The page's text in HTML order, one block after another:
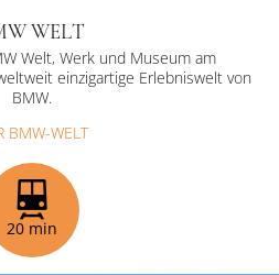
WELT
Welt, Werk und Museum am
einzigartige Erlebniswelt von
BMW.
BMW-WELT
20 min